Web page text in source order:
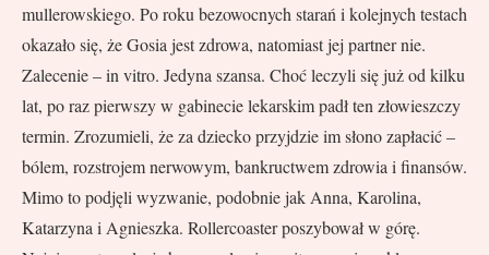
mullerowskiego. Po roku bezowocnych starań i kolejnych testach
okazało się, że Gosia jest zdrowa, natomiast jej partner nie.
Zalecenie – in vitro. Jedyna szansa. Choć leczyli się już od kilku
lat, po raz pierwszy w gabinecie lekarskim padł ten złowieszczy
termin. Zrozumieli, że za dziecko przyjdzie im słono zapłacić –
bólem, rozstrojem nerwowym, bankructwem zdrowia i finansów.
Mimo to podjęli wyzwanie, podobnie jak Anna, Karolina,
Katarzyna i Agnieszka. Rollercoaster poszybował w górę.